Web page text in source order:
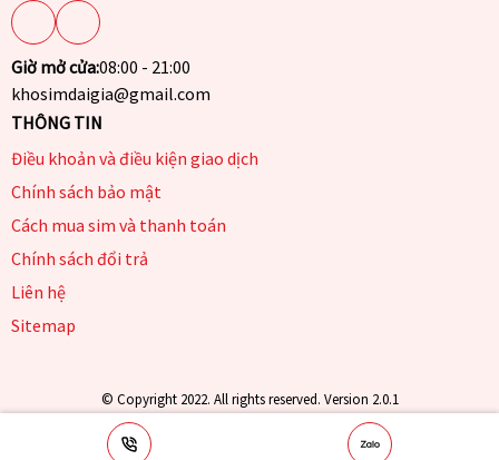
Giờ mở cửa:08:00 - 21:00
khosimdaigia@gmail.com
THÔNG TIN
Điều khoản và điều kiện giao dịch
Chính sách bảo mật
Cách mua sim và thanh toán
Chính sách đổi trả
Liên hệ
Sitemap
© Copyright 2022. All rights reserved. Version 2.0.1